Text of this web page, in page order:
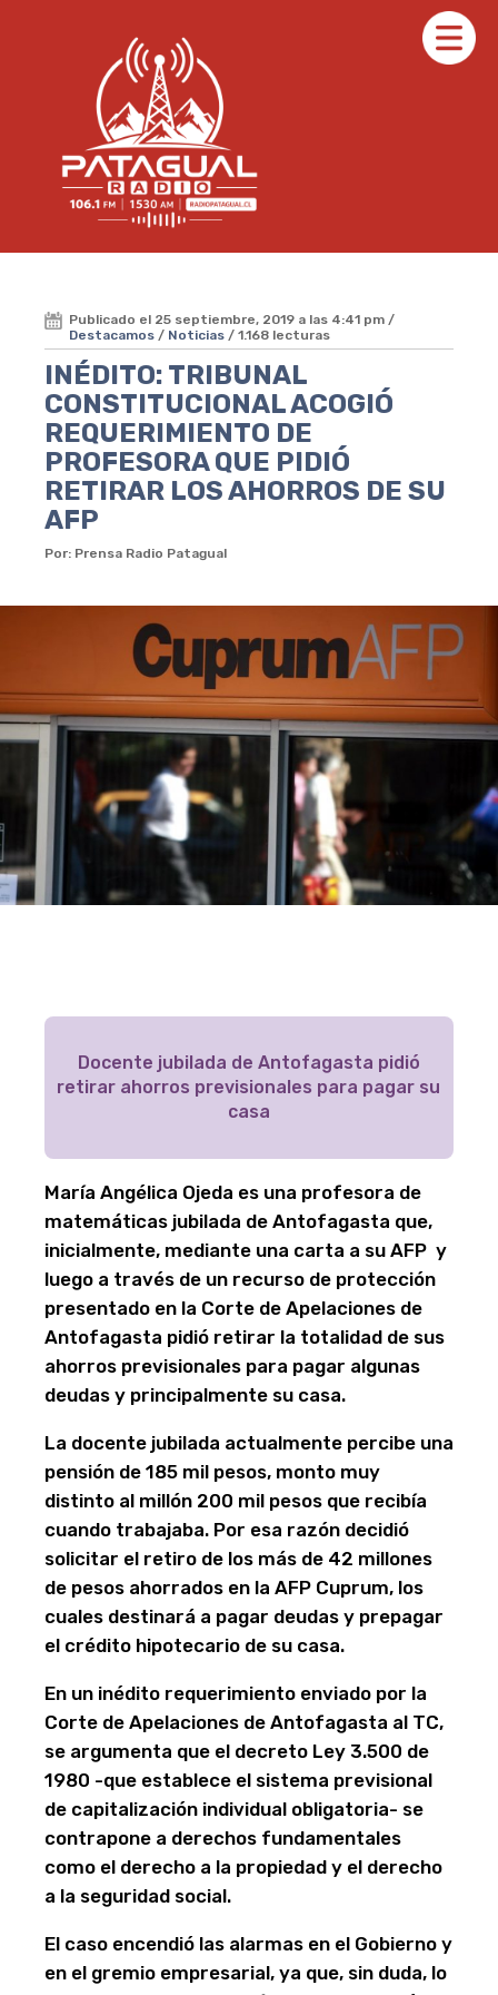
Publicado el 25 septiembre, 2019 a las 4:41 pm /
Destacamos / Noticias / 1.168 lecturas
INÉDITO: TRIBUNAL
CONSTITUCIONAL ACOGIÓ
REQUERIMIENTO DE
PROFESORA QUE PIDIÓ
RETIRAR LOS AHORROS DE SU
AFP
Por: Prensa Radio Patagual
Docente jubilada de Antofagasta pidió
retirar ahorros previsionales para pagar su
casa
María Angélica Ojeda es una profesora de
matemáticas jubilada de Antofagasta que,
inicialmente, mediante una carta a su AFP y
luego a través de un recurso de protección
presentado en la Corte de Apelaciones de
Antofagasta pidió retirar la totalidad de sus
ahorros previsionales para pagar algunas
deudas y principalmente su casa.
La docente jubilada actualmente percibe una
pensión de 185 mil pesos, monto muy
distinto al millón 200 mil pesos que recibía
cuando trabajaba. Por esa razón decidió
solicitar el retiro de los más de 42 millones
de pesos ahorrados en la AFP Cuprum, los
cuales destinará a pagar deudas y prepagar
el crédito hipotecario de su casa.
En un inédito requerimiento enviado por la
Corte de Apelaciones de Antofagasta al TC,
se argumenta que el decreto Ley 3.500 de
1980 -que establece el sistema previsional
de capitalización individual obligatoria- se
contrapone a derechos fundamentales
como el derecho a la propiedad y el derecho
a la seguridad social.
El caso encendió las alarmas en el Gobierno y
en el gremio empresarial, ya que, sin duda, lo